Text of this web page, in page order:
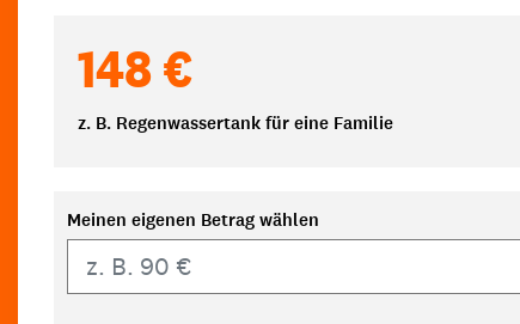
148 €
z. B. Regenwassertank für eine Familie
Meinen eigenen Betrag wählen